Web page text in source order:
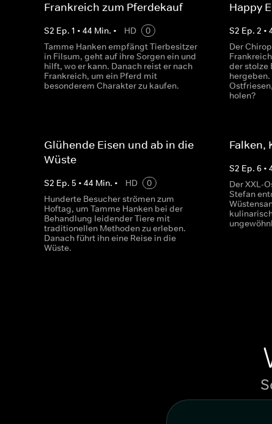
Frankreich zum Pferdekauf
S2 Ep. 1 • 44 Min. • HD
0
Tamme Hanken empfängt Tierbesitzer
in Filsum, geht auf ihre Sorgen ein und
hilft, wo er kann. Danach reist er nach
Frankreich, um ein Pferd mit
besonderem Charakter zu kaufen.
Happy
S2 Ep.2 •
Der
der stolze
holen?
Glühende Eisen und ab in die
Wüste
S2 Ep. 5 • 44 Min. • HD
0
Hunderte Besucher strömen zum
Hoftag, um Tamme Hanken bei der
Behandlung leidender Tiere mit
traditionellen Methoden zu erleben.
Danach führt ihn eine Reise in die
Wüste.
Falken,
S2 Ep.6 •
Der XXL-
Stefan